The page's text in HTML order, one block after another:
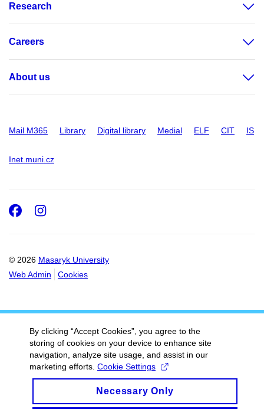
Research
Careers
About us
Mail M365 Library Digital library Medial ELF CIT IS
Inet.muni.cz
© 2026 Masaryk University
Web Admin
Cookies
Facebook
Instagram
By clicking “Accept Cookies”, you agree to the
storing of cookies on your device to enhance site
navigation, analyze site usage, and assist in our
marketing efforts. Cookie Settings
Necessary Only